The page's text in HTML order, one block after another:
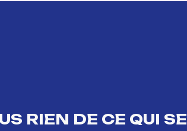
RIEN DE CE QUI SE